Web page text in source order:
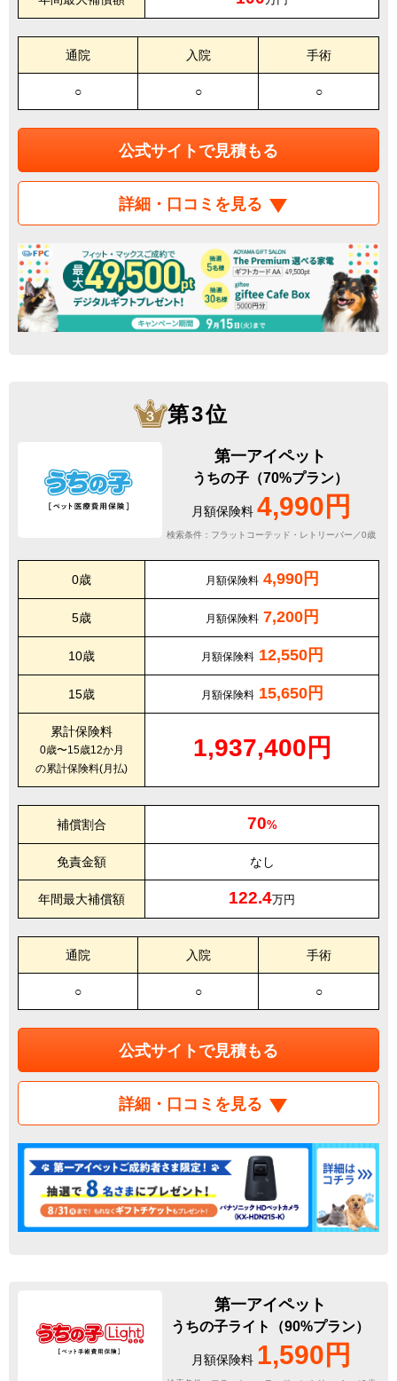
通院 入院 手術
○ ○ ○
公式サイトで見積もる
詳細・口コミを見る
第3位
第一アイペット
うちの子（70%プラン）
月額保険料 4,990円
検索条件：フラットコーテッド・レトリーバー／0歳
0歳 月額保険料 4,990円
5歳 月額保険料 7,200円
10歳 月額保険料 12,550円
15歳 月額保険料 15,650円
累計保険料
0歳〜15歳12か月
の累計保険料(月払)
1,937,400円
補償割合 70%
免責金額 なし
年間最大補償額 122.4万円
通院 入院 手術
○ ○ ○
公式サイトで見積もる
詳細・口コミを見る
第一アイペット
うちの子ライト（90%プラン）
月額保険料 1,590円